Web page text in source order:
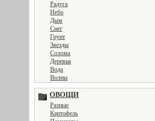
Радуга
Небо
Дым
Снег
Грунт
Звезды
Солома
Деревья
Вода
Волны
ОВОЩИ
Разные
Картофель